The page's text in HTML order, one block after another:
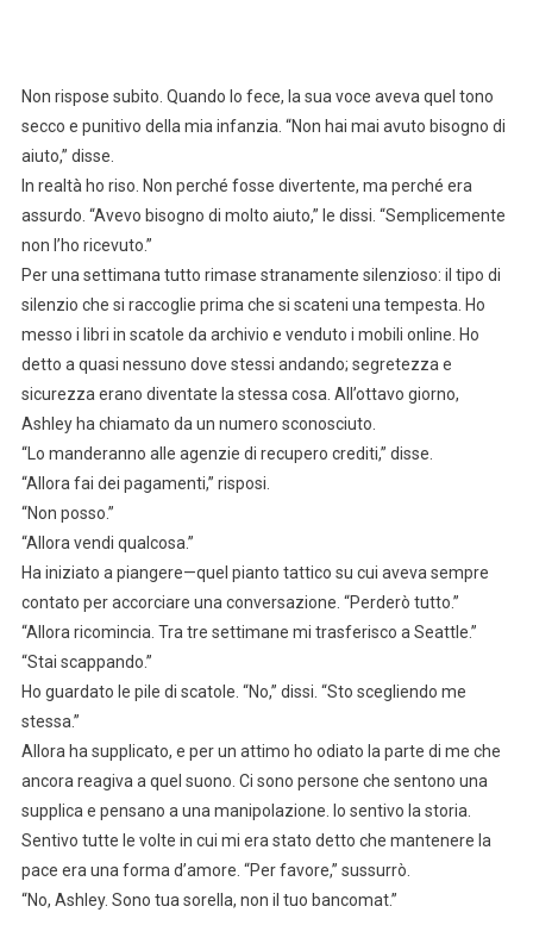
Non rispose subito. Quando lo fece, la sua voce aveva quel tono
secco e punitivo della mia infanzia. “Non hai mai avuto bisogno di
aiuto,” disse.
In realtà ho riso. Non perché fosse divertente, ma perché era
assurdo. “Avevo bisogno di molto aiuto,” le dissi. “Semplicemente
non l’ho ricevuto.”
Per una settimana tutto rimase stranamente silenzioso: il tipo di
silenzio che si raccoglie prima che si scateni una tempesta. Ho
messo i libri in scatole da archivio e venduto i mobili online. Ho
detto a quasi nessuno dove stessi andando; segretezza e
sicurezza erano diventate la stessa cosa. All’ottavo giorno,
Ashley ha chiamato da un numero sconosciuto.
“Lo manderanno alle agenzie di recupero crediti,” disse.
“Allora fai dei pagamenti,” risposi.
“Non posso.”
“Allora vendi qualcosa.”
Ha iniziato a piangere—quel pianto tattico su cui aveva sempre
contato per accorciare una conversazione. “Perderò tutto.”
“Allora ricomincia. Tra tre settimane mi trasferisco a Seattle.”
“Stai scappando.”
Ho guardato le pile di scatole. “No,” dissi. “Sto scegliendo me
stessa.”
Allora ha supplicato, e per un attimo ho odiato la parte di me che
ancora reagiva a quel suono. Ci sono persone che sentono una
supplica e pensano a una manipolazione. Io sentivo la storia.
Sentivo tutte le volte in cui mi era stato detto che mantenere la
pace era una forma d’amore. “Per favore,” sussurrò.
“No, Ashley. Sono tua sorella, non il tuo bancomat.”